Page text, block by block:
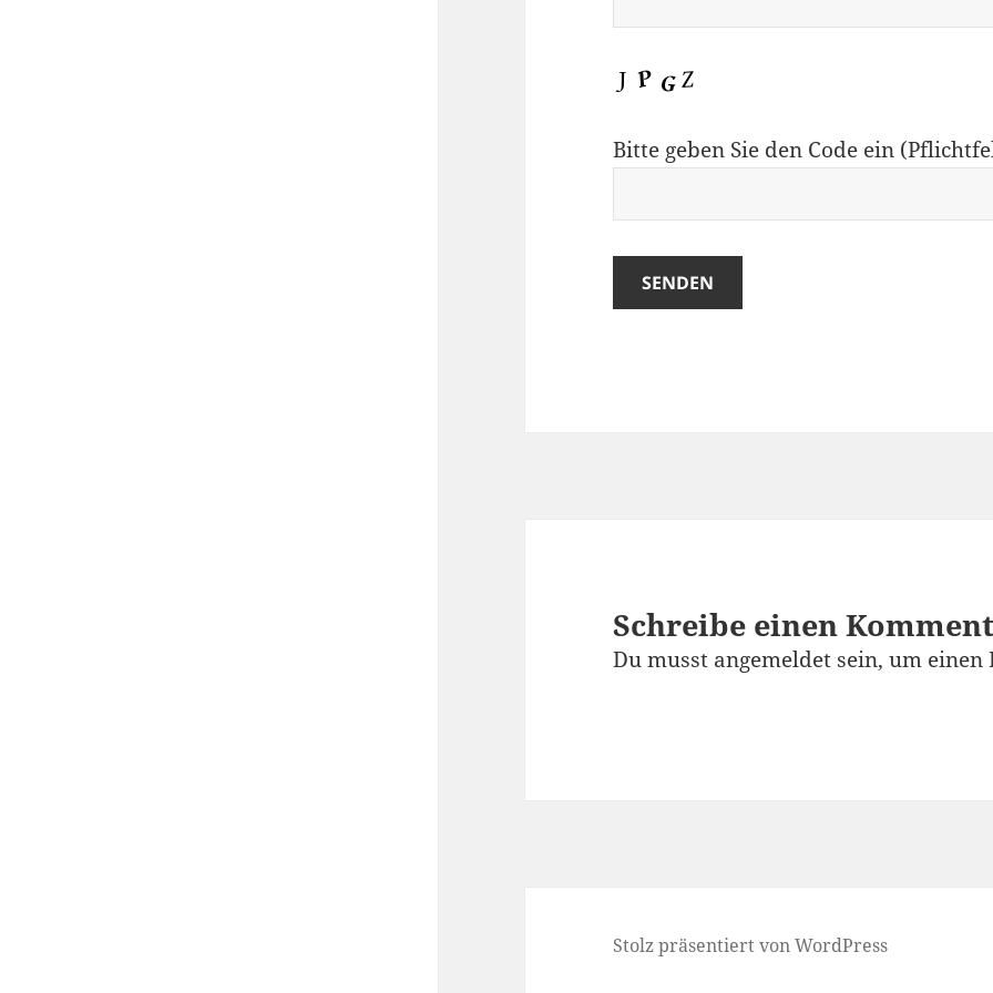
Bitte geben Sie den Code ein
Schreibe einen
Du musst angemeldet sein, um einen
Stolz präsentiert von WordPress